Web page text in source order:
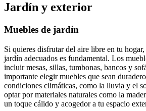
Jardín y exterior
Muebles de jardín
Si quieres disfrutar del aire libre en tu
jardín adecuados es fundamental. Los
incluir mesas, sillas, tumbonas, bancos y
importante elegir muebles que sean
condiciones climáticas, como la lluvia y el
optar por materiales naturales como la
un toque cálido y acogedor a tu espacio